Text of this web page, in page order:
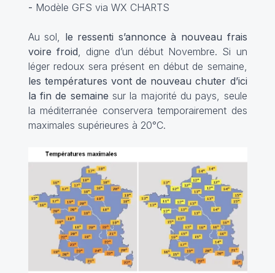
- Modèle GFS via WX CHARTS
Au sol,
le ressenti s’annonce à nouveau frais
voire froid , digne d’un début Novembre. Si un
léger redoux sera présent en début de semaine,
les températures vont de nouveau chuter d’ici
la fin de semaine sur la majorité du pays, seule
la méditerranée conservera temporairement des
maximales supérieures à 20°C.